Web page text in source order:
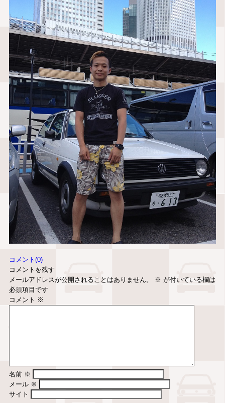
コメント(0)
コメントを残す
メールアドレスが公開されることはありません。
※ が付いている欄は
必須項目です
コメント ※
名前 ※
メール ※
サイト